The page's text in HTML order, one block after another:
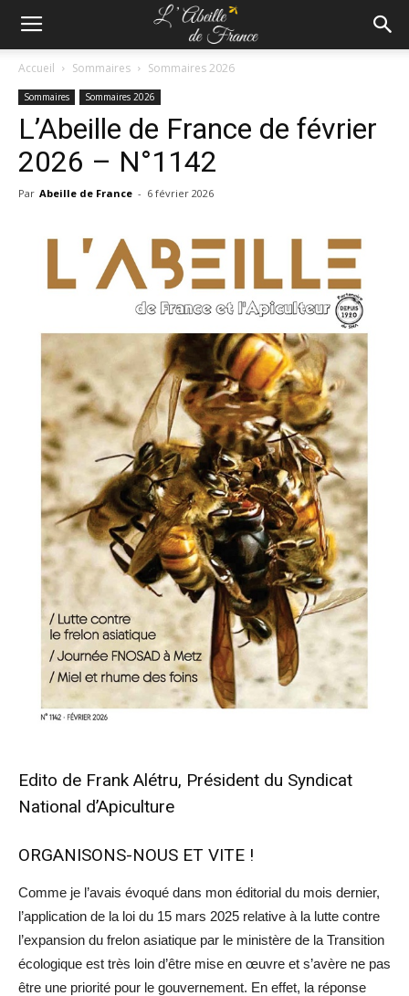
Accueil Sommaires Sommaires 2026
Sommaires Sommaires 2026
L’Abeille de France de février
2026 – N°1142
Par Abeille de France - 6 février 2026
Edito de Frank Alétru, Président du Syndicat
National d’Apiculture
ORGANISONS-NOUS ET VITE !
Comme je l’avais évoqué dans mon éditorial du mois dernier,
l’application de la loi du 15 mars 2025 relative à la lutte contre
l’expansion du frelon asiatique par le ministère de la Transition
écologique est très loin d’être mise en œuvre et s’avère ne pas
être une priorité pour le gouvernement. En effet, la réponse